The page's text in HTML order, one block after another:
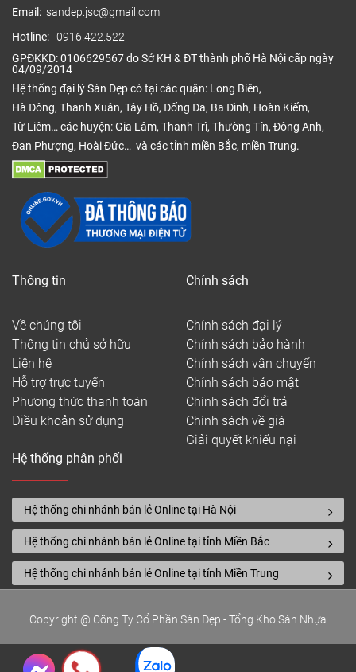
Email: sandep.jsc@gmail.com
Hotline: 0916.422.522
GPĐKKD: 0106629567 do Sở KH & ĐT thành phố Hà Nội cấp ngày
04/09/2014
Hệ thống đại lý Sàn Đẹp có tại các quận: Long Biên,
Hà Đông, Thanh Xuân, Tây Hồ, Đống Đa, Ba Đình, Hoàn Kiếm,
Từ Liêm… các huyện: Gia Lâm, Thanh Trì, Thường Tín, Đông Anh,
Đan Phượng, Hoài Đức… và các tỉnh miền Bắc, miền Trung.
Thông tin
Về chúng tôi
Thông tin chủ sở hữu
Liên hệ
Hỗ trợ trực tuyến
Phương thức thanh toán
Điều khoản sử dụng
Chính sách
Chính sách đại lý
Chính sách bảo hành
Chính sách vận chuyển
Chính sách bảo mật
Chính sách đổi trả
Chính sách về giá
Giải quyết khiếu nại
Hệ thống phân phối
Hệ thống chi nhánh bán lẻ Online tại Hà Nội
Hệ thống chi nhánh bán lẻ Online tại tỉnh Miền Bắc
Hệ thống chi nhánh bán lẻ Online tại tỉnh Miền Trung
Copyright @ Công Ty Cổ Phần Sàn Đẹp - Tổng Kho Sàn Nhựa